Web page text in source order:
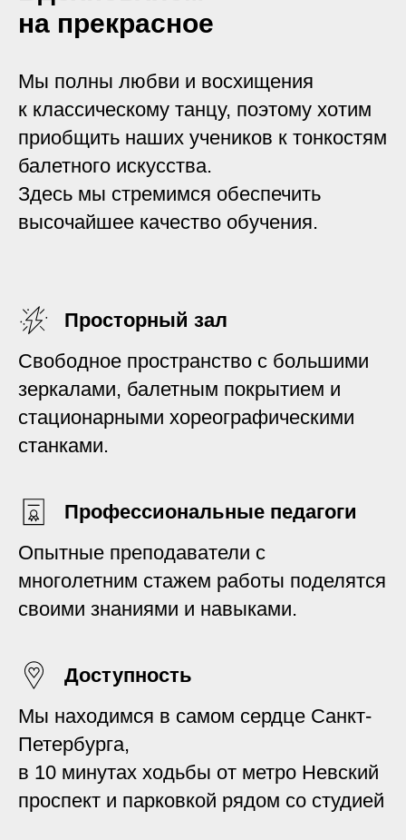
на прекрасное
Мы полны любви и восхищения
к классическому танцу, поэтому хотим
приобщить наших учеников к тонкостям
балетного искусства.
Здесь мы стремимся обеспечить
высочайшее качество обучения.
Просторный зал
Свободное пространство с большими
зеркалами, балетным покрытием и
стационарными хореографическими
станками.
Профессиональные педагоги
Опытные преподаватели с
многолетним стажем работы поделятся
своими знаниями и навыками.
Доступность
Мы находимся в самом сердце Санкт-
Петербурга,
в 10 минутах ходьбы от метро Невский
проспект и парковкой рядом со студией